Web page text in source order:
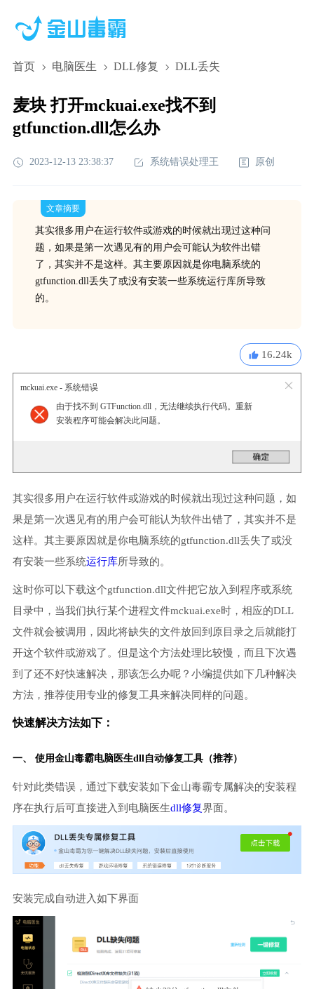
首页 电脑医生 DLL修复 DLL丢失
麦块 打开mckuai.exe找不到
gtfunction.dll怎么办
2023-12-13 23:38:37 系统错误处理王 原创
文章摘要
其实很多用户在运行软件或游戏的时候就出现过这种问
题，如果是第一次遇见有的用户会可能认为软件出错
了，其实并不是这样。其主要原因就是你电脑系统的
gtfunction.dll丢失了或没有安装一些系统运行库所导致
的。
16.24k
mckuai.exe - 系统错误
由于找不到 GTFunction.dll，无法继续执行代码。重新
安装程序可能会解决此问题。
其实很多用户在运行软件或游戏的时候就出现过这种问题，如
果是第一次遇见有的用户会可能认为软件出错了，其实并不是
这样。其主要原因就是你电脑系统的gtfunction.dll丢失了或没
有安装一些系统运行库所导致的。
这时你可以下载这个gtfunction.dll文件把它放入到程序或系统
目录中，当我们执行某个进程文件mckuai.exe时，相应的DLL
文件就会被调用，因此将缺失的文件放回到原目录之后就能打
开这个软件或游戏了。但是这个方法处理比较慢，而且下次遇
到了还不好快速解决，那该怎么办呢？小编提供如下几种解决
方法，推荐使用专业的修复工具来解决同样的问题。
快速解决方法如下：
一、 使用金山毒霸电脑医生dll自动修复工具（推荐）
针对此类错误，通过下载安装如下金山毒霸专属解决的安装程
序在执行后可直接进入到电脑医生dll修复界面。
安装完成自动进入如下界面